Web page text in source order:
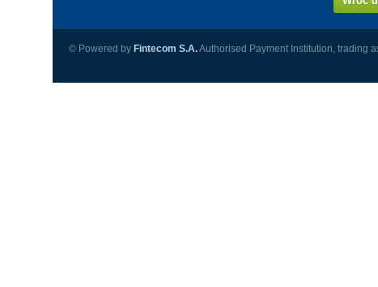
© Powered byFintecom S.A.Authorised Payment Institution, trading